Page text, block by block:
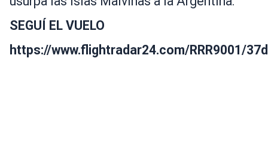
SEGUÍ EL VUELO
https://www.flightradar24.com/RRR9001/